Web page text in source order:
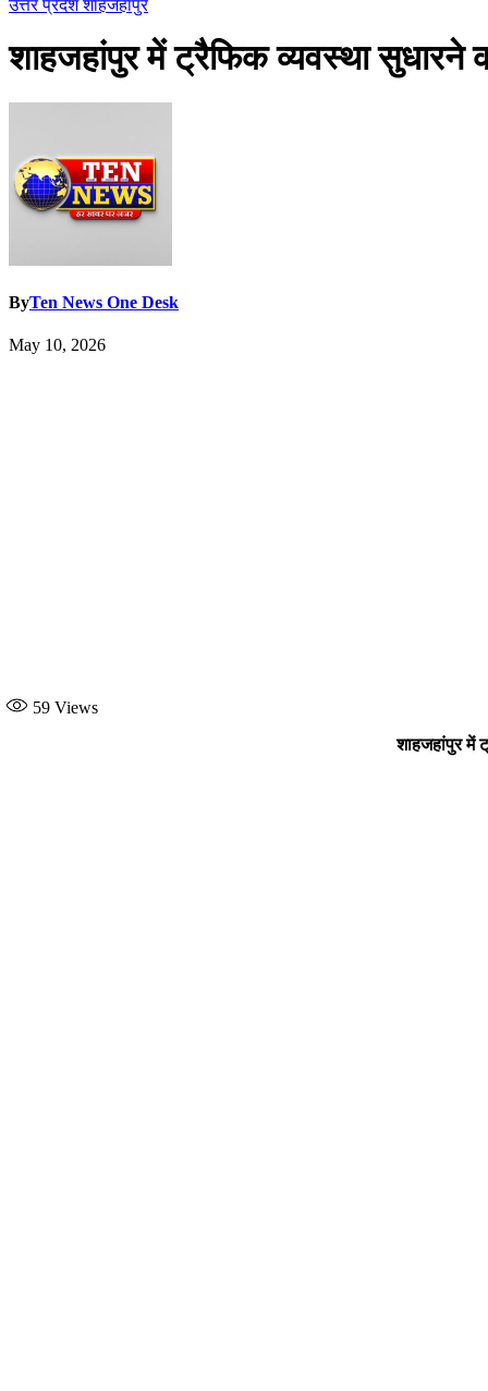
उत्तर प्रदेशशाहजहांपुर
शाहजहांपुर में ट्रैफिक व्यवस्था सुधारने
ByTen News One Desk
May 10, 2026
59 Views
शाहजहांपुर में